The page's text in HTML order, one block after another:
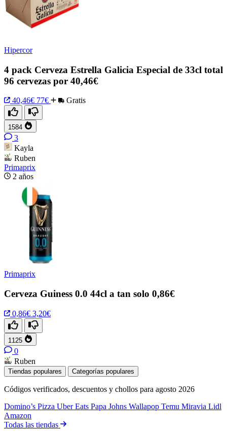
Hipercor
4 pack Cerveza Estrella Galicia Especial de 33cl total
96 cervezas por 40,46€
40,46€ 77€ Gratis
1584
3
Kayla
Ruben
Primaprix
2 años
Primaprix
Cerveza Guiness 0.0 44cl a tan solo 0,86€
0,86€ 3,20€
1125
0
Ruben
Tiendas populares Categorías populares
Códigos verificados, descuentos y chollos para agosto 2026
Domino’s Pizza Uber Eats Papa Johns Wallapop Temu Miravia Lidl
Amazon
Todas las tiendas